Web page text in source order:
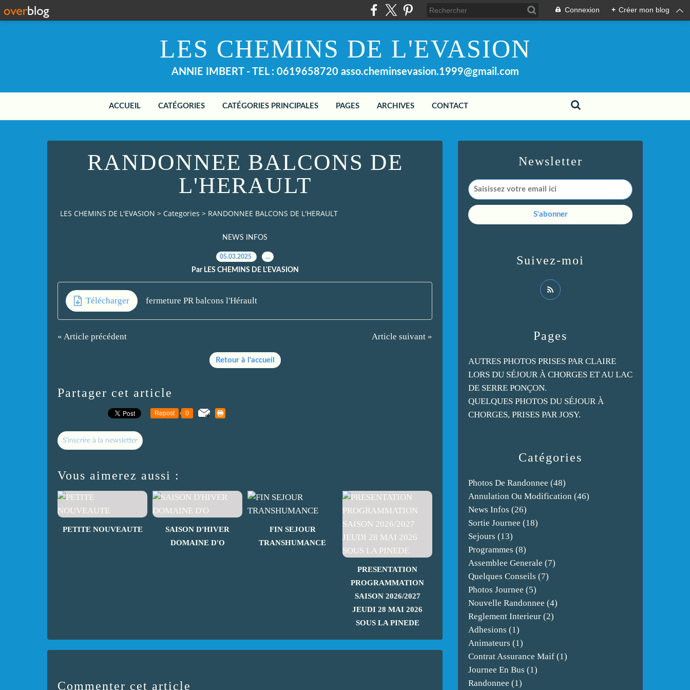
Connexion + Créer mon blog
LES CHEMINS DE L'EVASION
ANNIE IMBERT - TEL : 0619658720 asso.cheminsevasion.1999@gmail.com
ACCUEIL CATÉGORIES CATÉGORIES PRINCIPALES PAGES ARCHIVES CONTACT
RANDONNEE BALCONS DE
L'HERAULT
LES CHEMINS DE L'EVASION > Categories > RANDONNEE BALCONS DE L'HERAULT
NEWS INFOS
05.03.2025 …
Par LES CHEMINS DE L'EVASION
Télécharger fermeture PR balcons l'Hérault
« Article précédent Article suivant »
Retour à l'accueil
Partager cet article
Repost 0
S'inscrire à la newsletter
Vous aimerez aussi :
PETITE NOUVEAUTE
SAISON D'HIVER
DOMAINE D'O
FIN SEJOUR
TRANSHUMANCE
PRESENTATION
PROGRAMMATION
SAISON 2026/2027
JEUDI 28 MAI 2026
SOUS LA PINEDE
Commenter cet article
Newsletter
Catégories
Photos De Randonnee (48)
Annulation Ou Modification (46)
News Infos (26)
Sortie Journee (18)
Sejours (13)
Programmes (8)
Assemblee Generale (7)
Quelques Conseils (7)
Photos Journee (5)
Nouvelle Randonnee (4)
Reglement Interieur (2)
Adhesions (1)
Animateurs (1)
Contrat Assurance Maif (1)
Journee En Bus (1)
Randonnee (1)
Pages
AUTRES PHOTOS PRISES PAR CLAIRE
LORS DU SÉJOUR À CHORGES ET AU LAC
DE SERRE PONÇON.
QUELQUES PHOTOS DU SÉJOUR À
CHORGES, PRISES PAR JOSY.
Suivez-moi